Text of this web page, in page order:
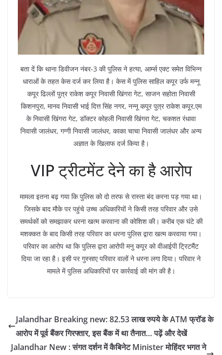
बता दें कि थाना डिवीजन नंबर-3 की पुलिस ने हत्या, आर्म्स एक्ट समेत विभिन्न
धाराओं के तहत केस दर्ज कर लिया है। केस में पुलिस साहिल कपूर उर्फ मन्नू
कपूर ढिल्लों पुत्र राकेश कपूर निवासी खिंगरा गेट, साजन सहोता निवासी
किशनपुरा, मानव निवासी भाई दित्त सिंह नगर, नन्नू कपूर पुत्र राकेश कपूर,एम
के निवासी खिंगरा गेट, डॉक्टर कोहली निवासी खिंगरा गेट, चकशत रंधावा
निवासी जालंधर, गग्गी निवासी जालंधर, काका चाचा निवासी जालंधर और अन्य
अज्ञात के खिलाफ दर्ज किया है।
VIP ट्रीटमेंट देने का है आरोप
मामला इतना बढ़ गया कि पुलिस को दो तरफ से रास्ता बंद करना पड़ गया था।
जिसके बाद मौके पर पहुंचे उच्च अधिकारियों ने किसी तरह परिवार और उसे
समर्थकों को समझाकर धरना खत्म करवाना की कोशिश की। करीब एक घंटे की
मशक्कत के बाद किसी तरह परिवार का धरना पुलिस द्वारा खत्म करवाया गया।
परिवार का आरोप था कि पुलिस द्वारा आरोपी मनु कपूर को वीआईपी ट्रिटमैंट
दिया जा रहा है। इसी पर गुस्साए परिवार वालों ने धरना लगा दिया। परिवार ने
मामले में पुलिस अधिकारियों पर कार्रवाई की मांग की है।
Jalandhar Breaking new: 82.53 लाख रुपये के ATM फ्रॉड के
आरोप में पूर्व बैंकर गिरफ्तार, इस बैंक में था तैनात… पढ़ें और देखें
Jalandhar New : संगत दर्शन में कैबिनेट Minister मोहिंदर भगत ने